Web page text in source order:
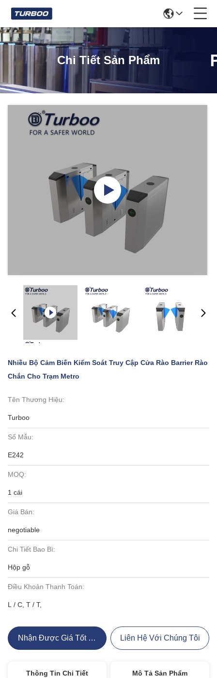
Chi Tiết Sản Phẩm
Nhiều Bộ Cảm Biến Kiểm Soát Truy Cập Cửa Rào Barrier Rào
Chắn Cho Trạm Metro
Tên Thương Hiệu:
Turboo
Số Mẫu:
E242
MOQ:
1 cái
Giá Bán:
negotiable
Chi Tiết Bao Bì:
Hộp gỗ
Điều Khoản Thanh Toán:
L / C, T / T,
Nhận Được Giá Tốt Nhất Liên Hệ Với Chúng Tôi
Thông Tin Chi Tiết Mô Tả Sản Phẩm